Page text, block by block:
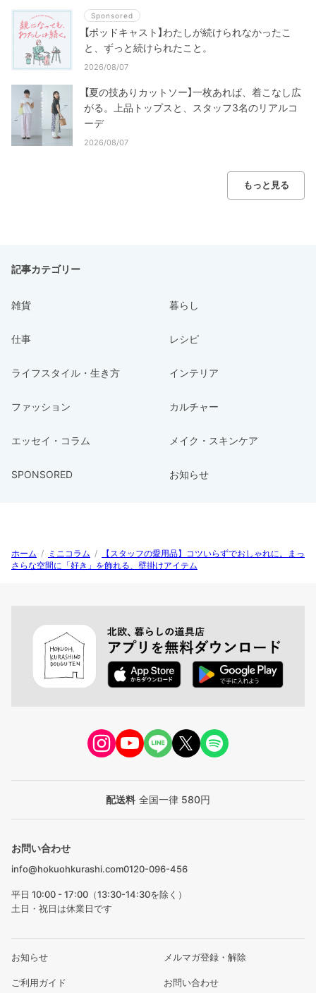
Sponsored
【ポッドキャスト】わたしが続けられなかったこ
と、ずっと続けられたこと。
2026/08/07
【夏の技ありカットソー】一枚あれば、着こなし広
がる。上品トップスと、スタッフ3名のリアルコ
ーデ
2026/08/07
もっと見る
記事カテゴリー
雑貨 暮らし
仕事 レシピ
ライフスタイル・生き方 インテリア
ファッション カルチャー
エッセイ・コラム メイク・スキンケア
SPONSORED お知らせ
ホーム / ミニコラム /
【スタッフの愛用品】コツいらずでおしゃれに。まっ
さらな空間に「好き」を飾れる、壁掛けアイテム
配送料 全国一律 580円
お問い合わせ
info@hokuohkurashi.com0120-096-456
平日 10:00 - 17:00（13:30-14:30を除く）
土日・祝日は休業日です
お知らせ メルマガ登録・解除
ご利用ガイド お問い合わせ